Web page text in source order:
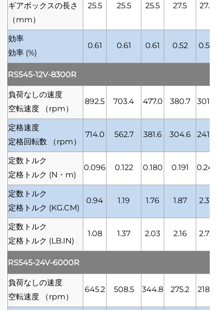
ギアボックスの長さ
（mm）
25.5 25.5 25.5 27.5 27.5
効率
効率 (%)
0.61 0.61 0.61 0.52 0.52
RS545-12V-8300R
負荷なしの速度
空転速度
（rpm）
892.5 703.4 477.0 380.7 301.8
定格速度
定格回転数
（rpm）
714.0 562.7 381.6 304.6 241.5
定数トルク
定格トルク (N・m)
0.096 0.122 0.180 0.191 0.241
定数トルク
定格トルク (KG.CM)
0.94 1.19 1.76 1.87 2.36
定数トルク
定格トルク (LB.IN)
1.08 1.37 2.03 2.16 2.72
RS545-24V-6000R
負荷なしの速度
空転速度
（rpm）
645.2 508.5 344.8 275.2 218.2